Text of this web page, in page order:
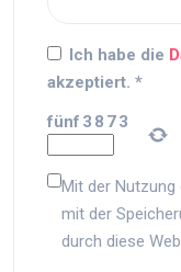
Ich habe die
akzeptiert. *
fünf 3 8 73
Mit der
mit der
durch diese